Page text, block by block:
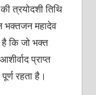
त्रयोदशी तिथि
भक्तजन महादेव
कि जो भक्त
प्राप्त
रहता है।